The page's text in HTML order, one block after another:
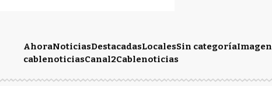
AhoraNoticiasDestacadasLocalesSin categoríaImagen
cablenoticiasCanal2Cablenoticias